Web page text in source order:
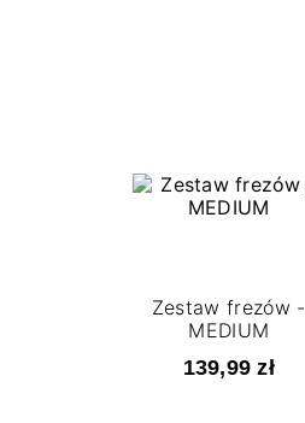
Zestaw frezów -
MEDIUM
139,99 zł